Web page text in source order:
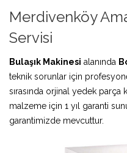
Merdivenköy
Servisi
Bulaşık Makinesi alanında
teknik sorunlar için
sırasında orjinal yedek parça
malzeme için 1 yıl garanti
garantimizde mevcuttur.